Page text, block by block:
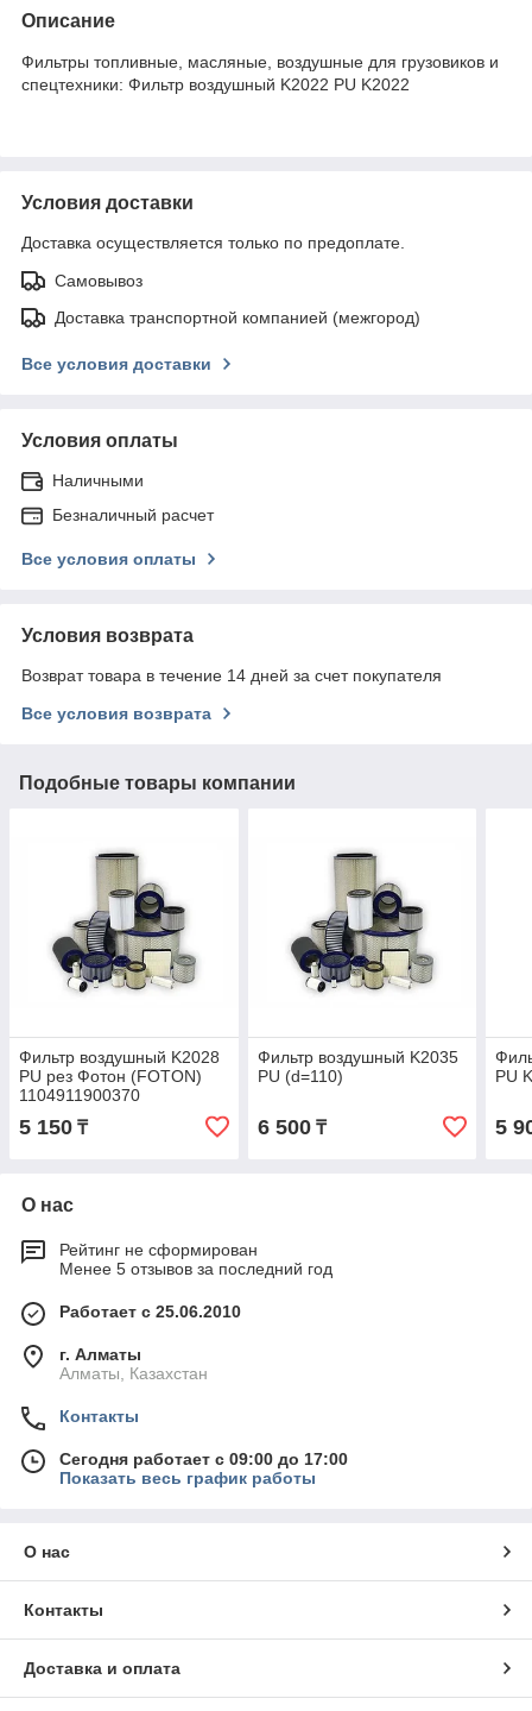
Описание
Фильтры топливные, масляные, воздушные для грузовиков и
спецтехники: Фильтр воздушный K2022 PU K2022
Условия доставки
Доставка осуществляется только по предоплате.
Самовывоз
Доставка транспортной компанией (межгород)
Все условия доставки
Условия оплаты
Наличными
Безналичный расчет
Все условия оплаты
Условия возврата
Возврат товара в течение 14 дней за счет покупателя
Все условия возврата
Подобные товары компании
Фильтр воздушный K2028
PU рез Фотон (FOTON)
1104911900370
5 150 ₸
Фильтр воздушный K2035
PU (d=110)
6 500₸
PU
5
О нас
Рейтинг не сформирован
Менее 5 отзывов за последний год
Работает с 25.06.2010
г. Алматы
Алматы, Казахстан
Контакты
Сегодня работает с 09:00 до 17:00
Показать весь график работы
О нас
Контакты
Доставка и оплата